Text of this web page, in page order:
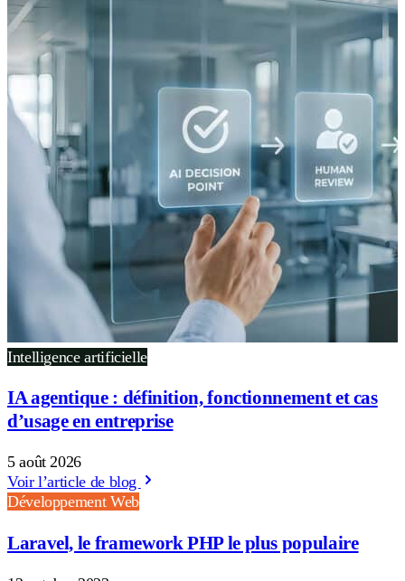
Intelligence artificielle
IA agentique : définition, fonctionnement et cas
d’usage en entreprise
5 août 2026
Voir l’article de blog
Développement Web
Laravel, le framework PHP le plus populaire